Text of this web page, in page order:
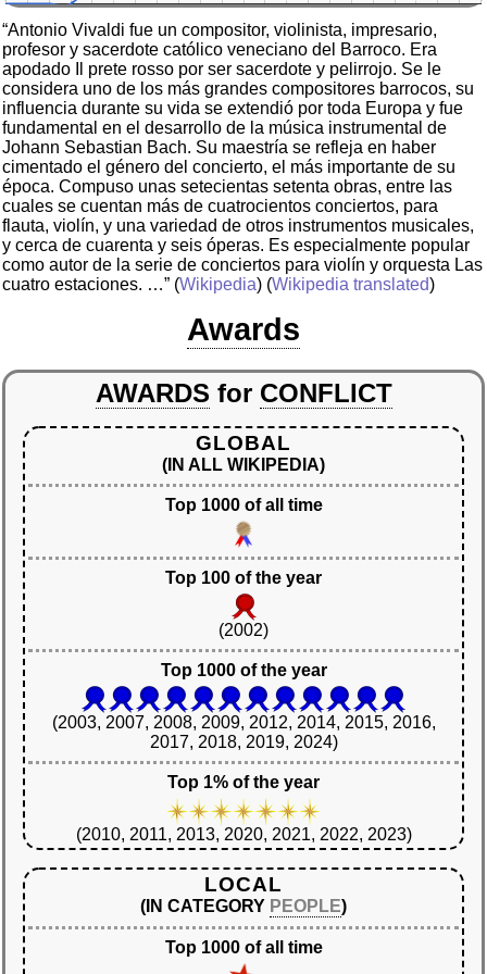
“Antonio Vivaldi fue un compositor, violinista, impresario,
profesor y sacerdote católico veneciano del Barroco. Era
apodado Il prete rosso por ser sacerdote y pelirrojo. Se le
considera uno de los más grandes compositores barrocos, su
influencia durante su vida se extendió por toda Europa y fue
fundamental en el desarrollo de la música instrumental de
Johann Sebastian Bach. Su maestría se refleja en haber
cimentado el género del concierto, el más importante de su
época. Compuso unas setecientas setenta obras, entre las
cuales se cuentan más de cuatrocientos conciertos, para
flauta, violín, y una variedad de otros instrumentos musicales,
y cerca de cuarenta y seis óperas. Es especialmente popular
como autor de la serie de conciertos para violín y orquesta Las
cuatro estaciones. …” (Wikipedia) (Wikipedia translated)
Awards
AWARDS for CONFLICT
GLOBAL
(IN ALL WIKIPEDIA)
Top 1000 of all time
Top 100 of the year
(2002)
Top 1000 of the year
(2003, 2007, 2008, 2009, 2012, 2014, 2015, 2016,
2017, 2018, 2019, 2024)
Top 1% of the year
(2010, 2011, 2013, 2020, 2021, 2022, 2023)
LOCAL
(IN CATEGORY PEOPLE)
Top 1000 of all time